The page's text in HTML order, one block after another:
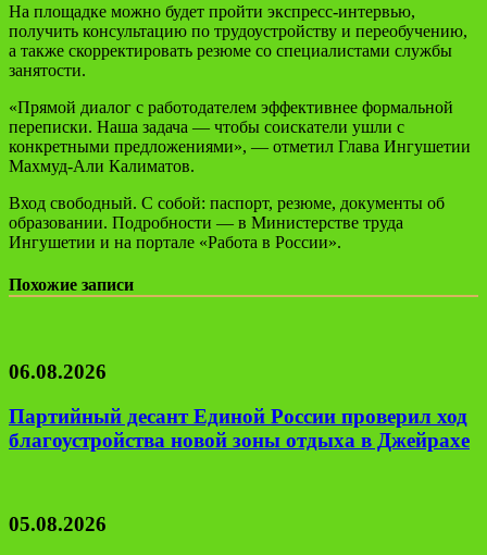
На площадке можно будет пройти экспресс-интервью,
получить консультацию по трудоустройству и переобучению,
а также скорректировать резюме со специалистами службы
занятости.
«Прямой диалог с работодателем эффективнее формальной
переписки. Наша задача — чтобы соискатели ушли с
конкретными предложениями», — отметил Глава Ингушетии
Махмуд-Али Калиматов.
Вход свободный. С собой: паспорт, резюме, документы об
образовании. Подробности — в Министерстве труда
Ингушетии и на портале «Работа в России».
Похожие записи
06.08.2026
Партийный десант Единой России проверил ход
благоустройства новой зоны отдыха в Джейрахе
05.08.2026